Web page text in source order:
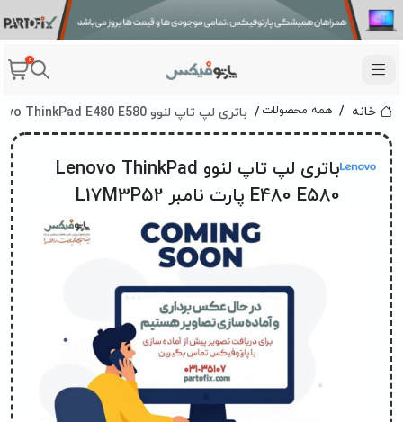
0
خانه همه محصولات باتری لپ تاپ لنوو Lenovo ThinkPad E480 E580 پارت نامبر L17M3P52
باتری لپ تاپ لنوو Lenovo ThinkPad
E480 E580 پارت نامبر L17M3P52